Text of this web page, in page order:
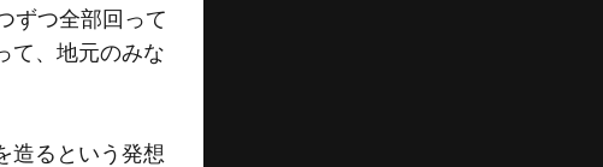
ずつ全部回って
て、地元のみな
造るという発想